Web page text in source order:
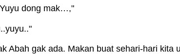
dong mak…,"
Abah gak ada. Makan buat sehari-hari